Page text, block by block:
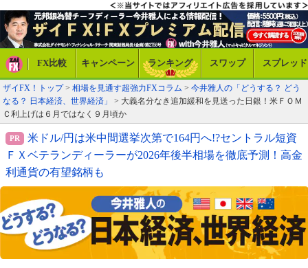
FX比較 キャンペーン ランキング スワップ スプレッド
ザイFX！トップ> 相場を見通す超強力FXコラム > 今井雅人の「どうする？ どう
なる？ 日本経済、世界経済」
> 大義名分なき追加緩和を見送った日銀！米ＦＯＭ
Ｃ利上げは６月ではなく９月頃か
米ドル/円は米中間選挙次第で164円へ!?セントラル短資
ＦＸベテランディーラーが2026年後半相場を徹底予測！高金
利通貨の有望銘柄も